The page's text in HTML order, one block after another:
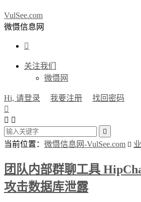
VulSee.com
微慑信息网

关注我们
微慑网
Hi, 请登录 我要注册
找回密码

 

当前位置： 微慑信息网-VulSee.com 
团队内部群聊工具
攻击数据库泄露